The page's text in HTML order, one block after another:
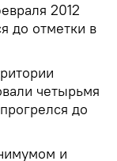
2012
до отметки в
четырьмя
до
и